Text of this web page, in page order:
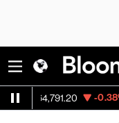
-0.38% ETH/